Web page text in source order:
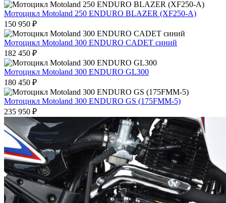
на
странице
Этот
товар
имеет
несколько
вариаций.
Опции
можно
выбрать
на
странице
товара.
Мотоцикл Motoland 250 ENDURO BLAZER (XF250-A)
150 950 ₽
Мотоцикл Motoland 300 ENDURO CADET синий
182 450 ₽
Мотоцикл Motoland 300 ENDURO GL300
180 450 ₽
Мотоцикл Motoland 300 ENDURO GS (175FMM-5)
235 950 ₽